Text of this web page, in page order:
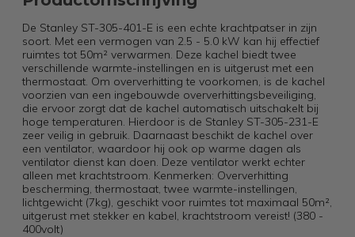
De Stanley ST-305-401-E is een echte krachtpatser in zijn
soort. Met een vermogen van 2.5 - 5.0 kW kan hij effectief
ruimtes tot 50m² verwarmen. Deze kachel biedt twee
verschillende warmte-instellingen en is uitgerust met een
thermostaat. Om oververhitting te voorkomen, is de kachel
voorzien van een ingebouwde oververhittingsbeveiliging,
die ervoor zorgt dat de kachel automatisch uitschakelt bij
hoge temperaturen. Hierdoor is de Stanley ST-305-231-E
zeer veilig in gebruik. Daarnaast beschikt de kachel over
een ventilator, waardoor hij ook op warme dagen als
ventilator dienst kan doen. Deze ventilator werkt echter
alleen met krachtstroom. Kenmerken: Oververhitting
bescherming, thermostaat, twee warmte-instellingen,
lichtgewicht (7kg), geschikt voor ruimtes tot maximaal 50m²,
uitgerust met stekker en kabel, krachtstroom vereist! (380 -
400volt)